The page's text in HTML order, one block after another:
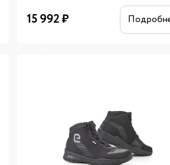
15 992₽